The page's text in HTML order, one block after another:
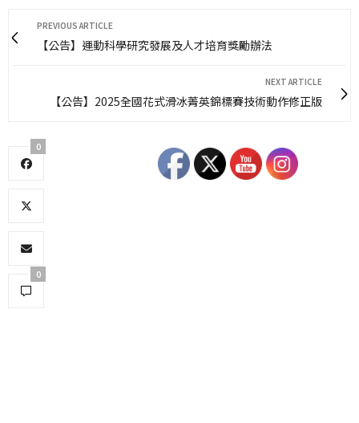
PREVIOUS ARTICLE
【公告】運動科學研究發展及人才培育獎勵辦法
NEXT ARTICLE
【公告】2025全國花式滑冰菁英錦標賽技術動作修正版
0
0